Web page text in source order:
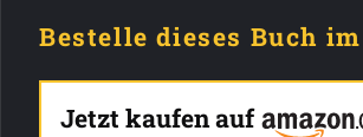
Bestelle dieses Buch
Jetzt kaufen auf